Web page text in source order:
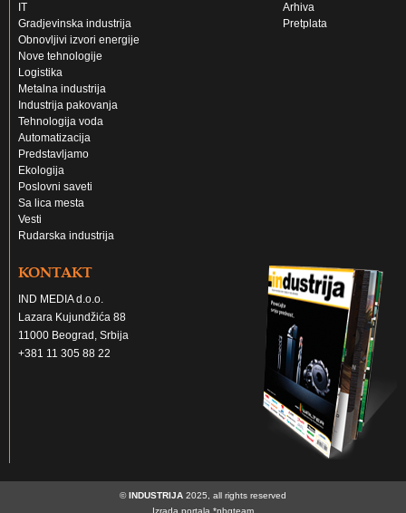
IT
Gradjevinska industrija
Obnovljivi izvori energije
Nove tehnologije
Logistika
Metalna industrija
Industrija pakovanja
Tehnologija voda
Automatizacija
Predstavljamo
Ekologija
Poslovni saveti
Sa lica mesta
Vesti
Rudarska industrija
Arhiva
Pretplata
KONTAKT
IND MEDIA d.o.o.
Lazara Kujundžića 88
11000 Beograd, Srbija
+381 11 305 88 22
©INDUSTRIJA 2025, all rights reserved
Izrada portala *nbgteam